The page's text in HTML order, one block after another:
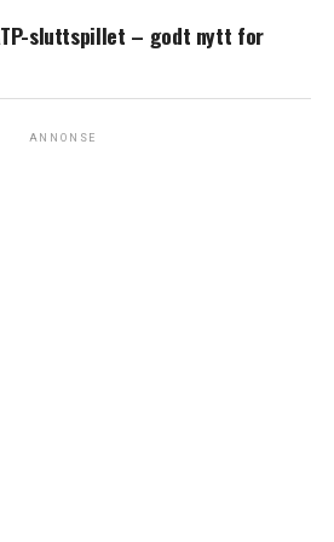
sluttspillet – godt nytt for
ANNONSE